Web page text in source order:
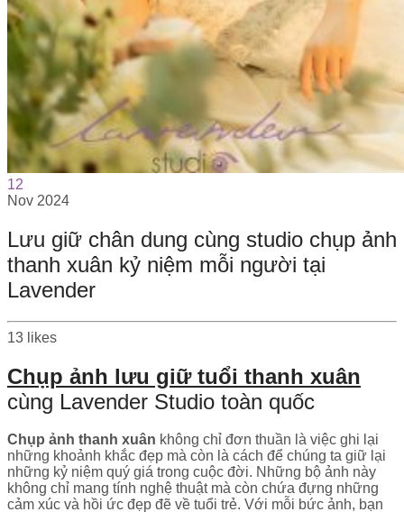
12
Nov 2024
Lưu giữ chân dung cùng studio chụp ảnh
thanh xuân kỷ niệm mỗi người tại
Lavender
13 likes
Chụp ảnh lưu giữ tuổi thanh xuân
cùng Lavender Studio toàn quốc
Chụp ảnh thanh xuân không chỉ đơn thuần là việc ghi lại
những khoảnh khắc đẹp mà còn là cách để chúng ta giữ lại
những kỷ niệm quý giá trong cuộc đời. Những bộ ảnh này
không chỉ mang tính nghệ thuật mà còn chứa đựng những
cảm xúc và hồi ức đẹp đẽ về tuổi trẻ. Với mỗi bức ảnh, bạn